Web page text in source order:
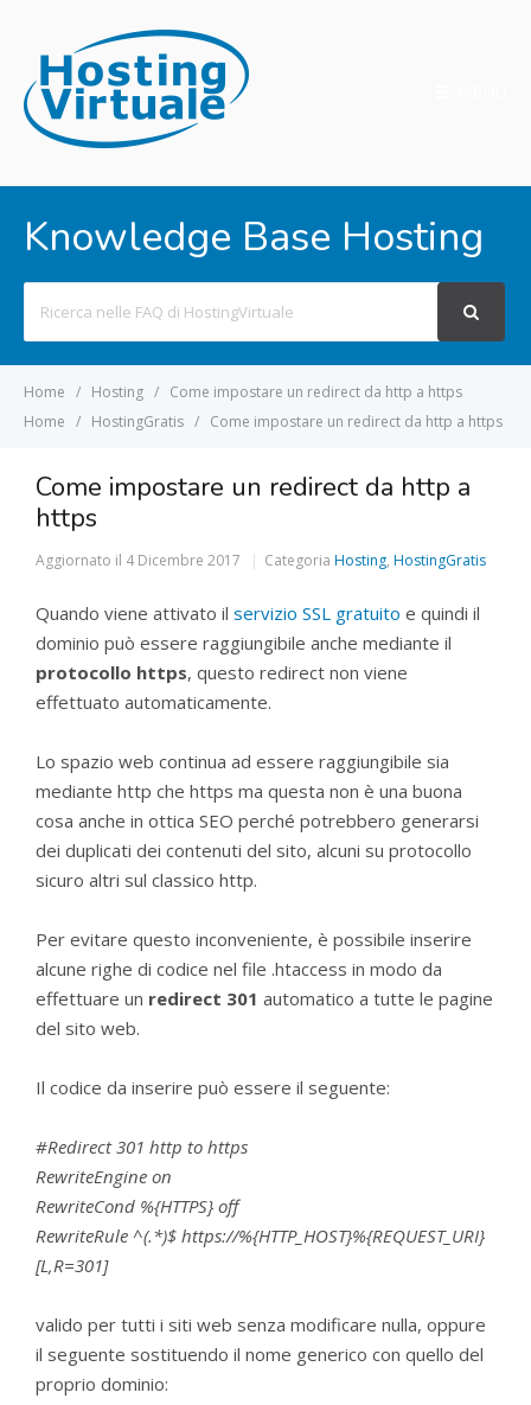
Knowledge Base Hosting
For
Home Hosting
Come impostare un redirect da http a https
Home
HostingGratis Come impostare un redirect da http a https
Come impostare un redirect da http a
https
Aggiornato il 4 Dicembre 2017 Categoria Hosting, HostingGratis
Quando viene attivato il servizio SSL gratuito e quindi il
dominio può essere raggiungibile anche mediante il
protocollo https, questo redirect non viene
effettuato automaticamente.
Lo spazio web continua ad essere raggiungibile sia
mediante http che https ma questa non è una buona
cosa anche in ottica SEO perché potrebbero generarsi
dei duplicati dei contenuti del sito, alcuni su protocollo
sicuro altri sul classico http.
Per evitare questo inconveniente, è possibile inserire
alcune righe di codice nel file .htaccess in modo da
effettuare un redirect 301 automatico a tutte le pagine
del sito web.
Il codice da inserire può essere il seguente:
#Redirect 301 http to https
RewriteEngine on
RewriteCond %{HTTPS} off
RewriteRule ^(.*)$ https://%{HTTP_HOST}%{REQUEST_URI}
[L,R=301]
valido per tutti i siti web senza modificare nulla, oppure
il seguente sostituendo il nome generico con quello del
proprio dominio: